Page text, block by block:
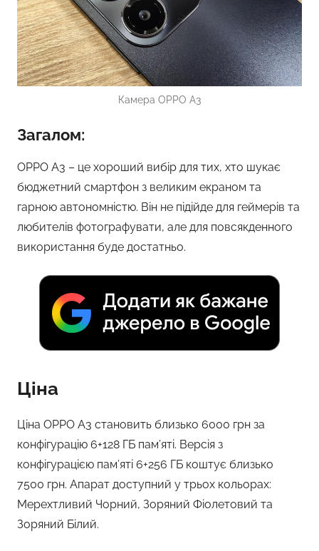
Камера OPPO A3
Загалом:
OPPO A3 – це хороший вибір для тих, хто шукає
бюджетний смартфон з великим екраном та
гарною автономністю. Він не підійде для геймерів та
любителів фотографувати, але для повсякденного
використання буде достатньо.
Ціна
Ціна OPPO A3 становить близько 6000 грн за
конфігурацію 6+128 ГБ пам’яті. Версія з
конфігурацією пам’яті 6+256 ГБ коштує близько
7500 грн. Апарат доступний у трьох кольорах:
Мерехтливий Чорний, Зоряний Фіолетовий та
Зоряний Білий.